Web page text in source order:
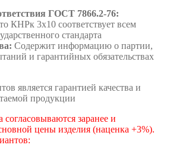
ГОСТ 7866.2-76:
КНРк 3х10 соответствует всем
стандарта
Содержит информацию о партии,
и гарантийных обязательствах
является гарантией качества и
продукции
заранее и
цены изделия (наценка +3%).